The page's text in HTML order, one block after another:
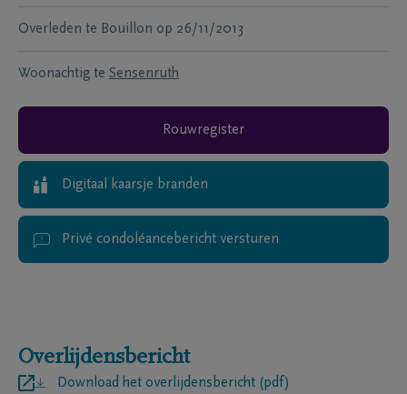
Overleden te Bouillon op 26/11/2013
Woonachtig te Sensenruth
Rouwregister
Digitaal kaarsje branden
Privé condoléancebericht versturen
Overlijdensbericht
Download het overlijdensbericht (pdf)